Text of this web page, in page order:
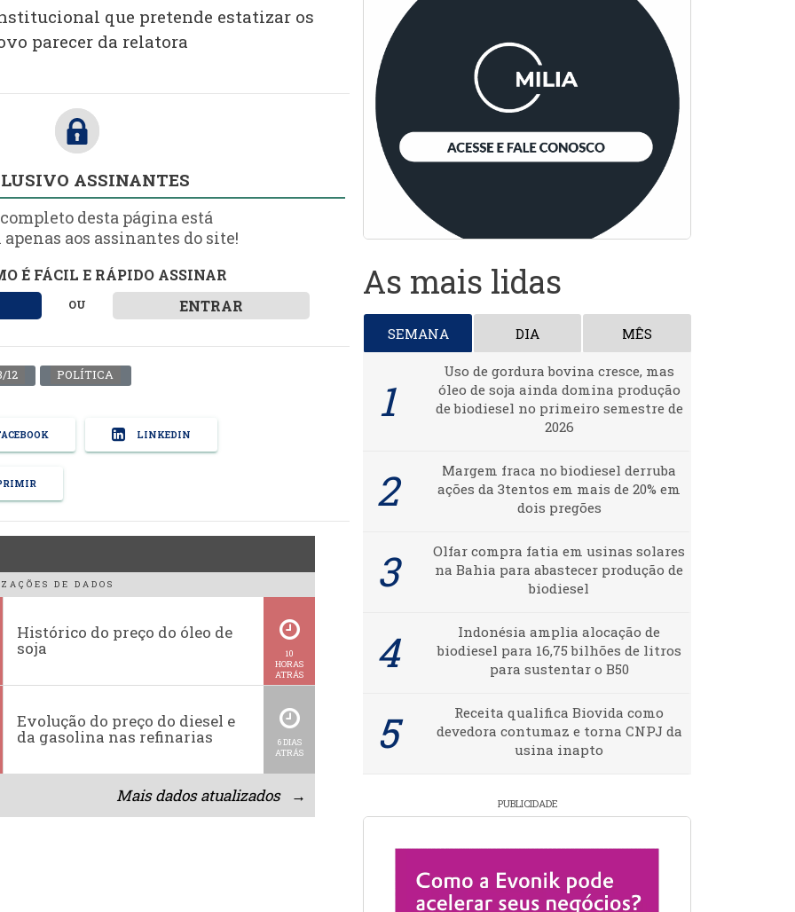
que pretende estatizar os
parecer da relatora
ASSINANTES
desta página está
aos assinantes do site!
É FÁCIL E RÁPIDO ASSINAR
OU ENTRAR
12 POLÍTICA
LINKEDIN
DE DADOS
Histórico do preço do óleo de
soja
10
HORAS
ATRÁS
Evolução do preço do diesel e
da gasolina nas refinarias
6 DIAS
ATRÁS
Mais dados atualizados →
As mais lidas
SEMANA DIA MÊS
Uso de gordura bovina cresce, mas
óleo de soja ainda domina produção
de biodiesel no primeiro semestre de
2026
Margem fraca no biodiesel derruba
ações da 3tentos em mais de 20% em
dois pregões
Olfar compra fatia em usinas solares
na Bahia para abastecer produção de
biodiesel
Indonésia amplia alocação de
biodiesel para 16,75 bilhões de litros
para sustentar o B50
Receita qualifica Biovida como
devedora contumaz e torna CNPJ da
usina inapto
PUBLICIDADE